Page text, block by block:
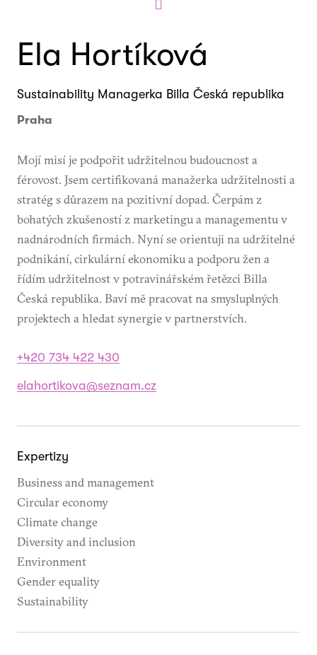
Ela Hortíková
Sustainability Managerka Billa Česká republika
Praha
Mojí misí je podpořit udržitelnou budoucnost a
férovost. Jsem certifikovaná manažerka udržitelnosti a
stratég s důrazem na pozitivní dopad. Čerpám z
bohatých zkušeností z marketingu a managementu v
nadnárodních firmách. Nyní se orientuji na udržitelné
podnikání, cirkulární ekonomiku a podporu žen a
řídím udržitelnost v potravinářském řetězci Billa
Česká republika. Baví mě pracovat na smysluplných
projektech a hledat synergie v partnerstvích.
+420 734 422 430
elahortikova@seznam.cz
Expertizy
Business and management
Circular economy
Climate change
Diversity and inclusion
Environment
Gender equality
Sustainability